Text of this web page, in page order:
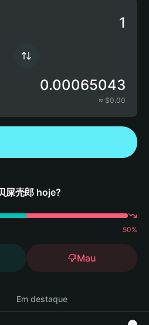
0.00065043
≈ $0.00
屎壳郎 hoje?
50%
Mau
Em destaque